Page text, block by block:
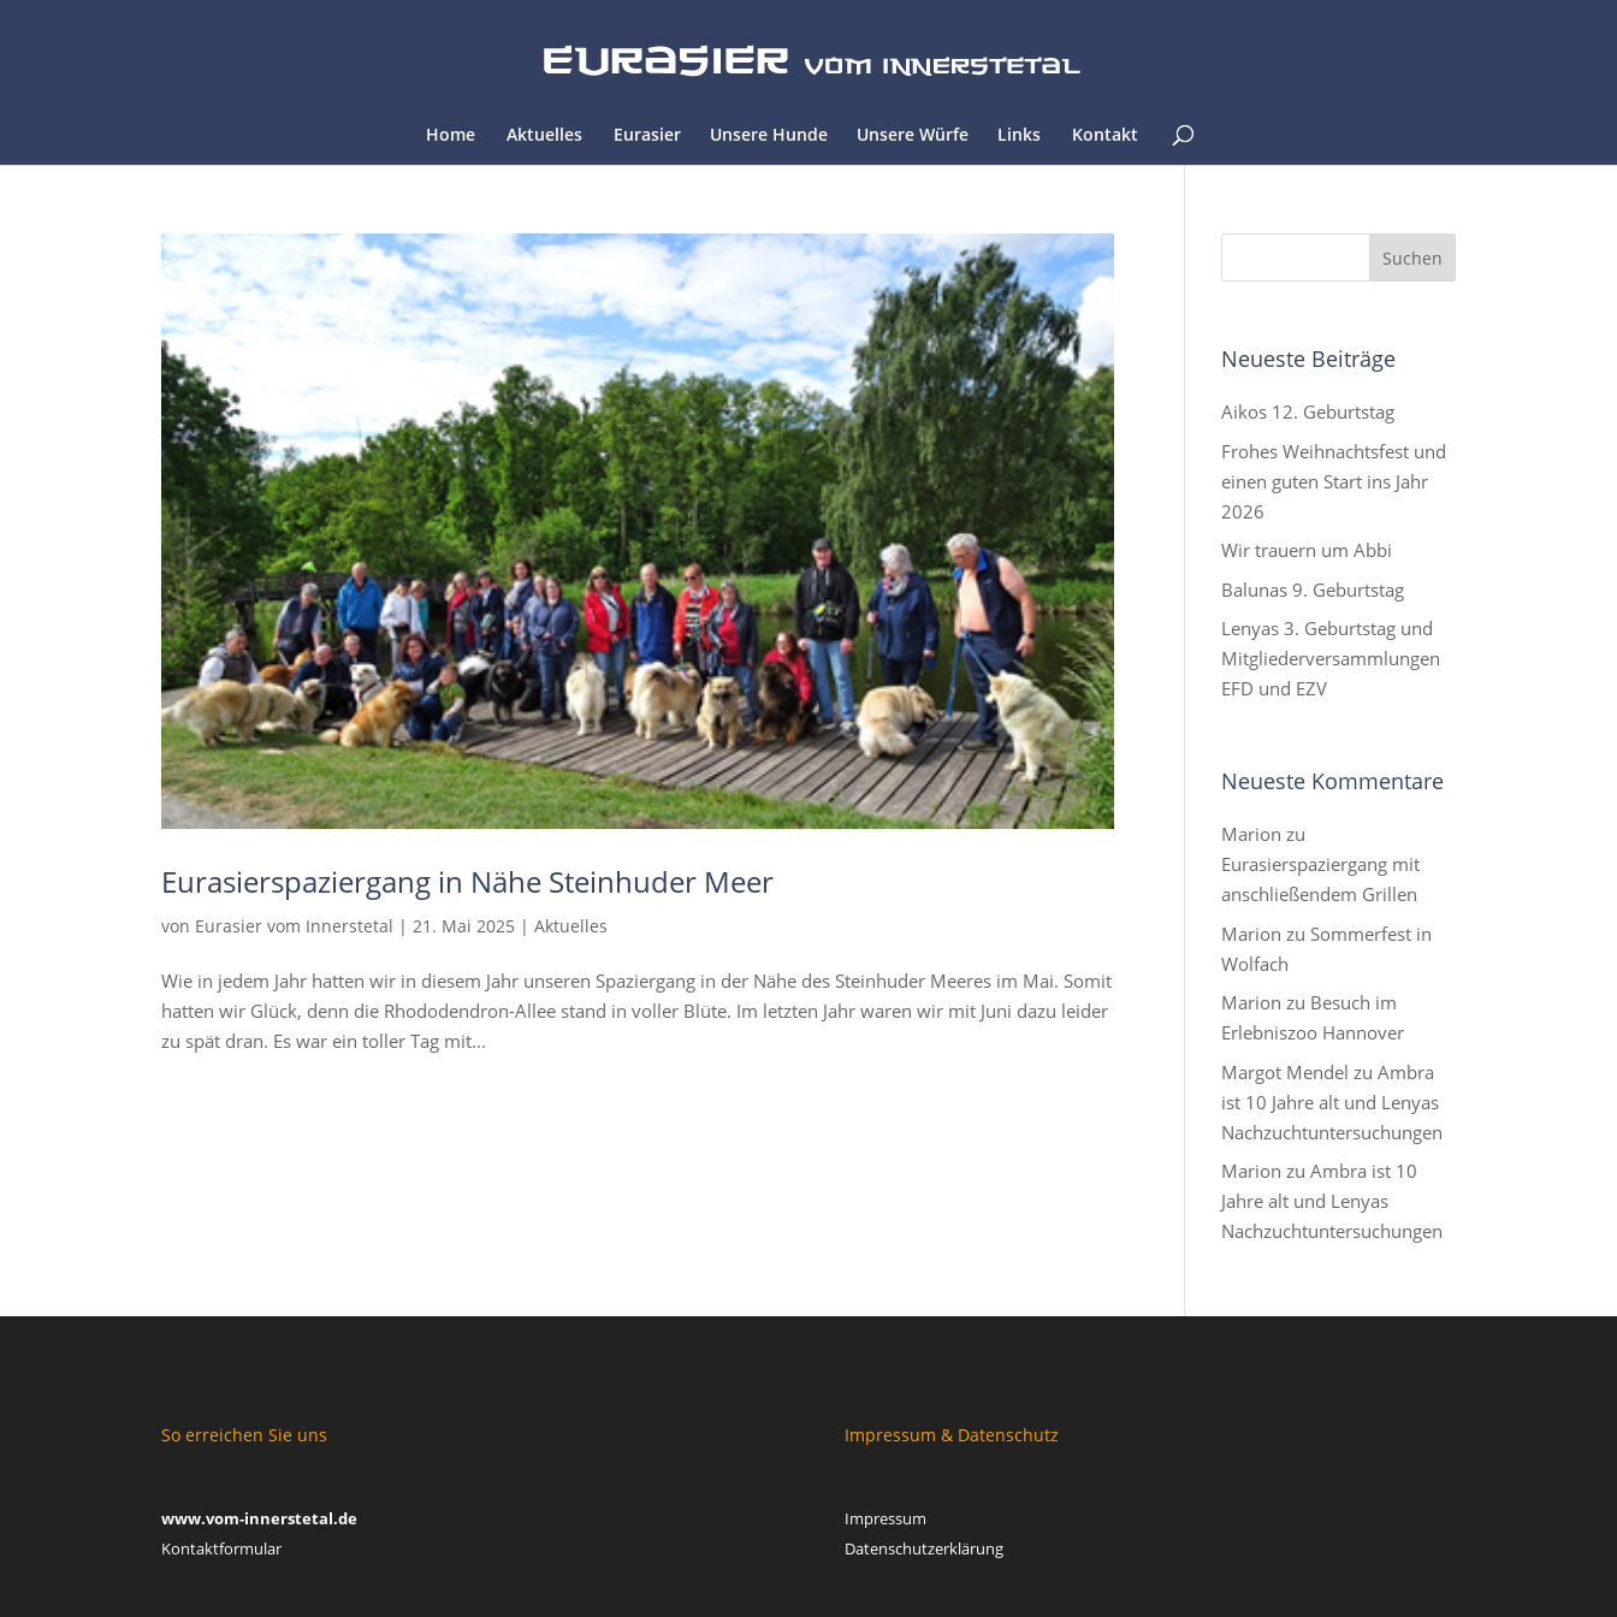
Home Aktuelles Eurasier Unsere Hunde Unsere Würfe Links Kontakt
Eurasierspaziergang in Nähe Steinhuder Meer
von Eurasier vom Innerstetal | 21. Mai 2025 |Aktuelles
Wie in jedem Jahr hatten wir in diesem Jahr unseren Spaziergang in der Nähe des Steinhuder Meeres im Mai. Somit
hatten wir Glück, denn die Rhododendron-Allee stand in voller Blüte. Im letzten Jahr waren wir mit Juni dazu leider
zu spät dran. Es war ein toller Tag mit...
Neueste Beiträge
Aikos 12. Geburtstag
Frohes Weihnachtsfest und
einen guten Start ins Jahr
2026
Wir trauern um Abbi
Balunas 9. Geburtstag
Lenyas 3. Geburtstag und
Mitgliederversammlungen
EFD und EZV
Neueste Kommentare
Marion zu
Eurasierspaziergang mit
anschließendem Grillen
Marion zu Sommerfest in
Wolfach
Marion zu Besuch im
Erlebniszoo Hannover
Margot Mendel zuAmbra
ist 10 Jahre alt und Lenyas
Nachzuchtuntersuchungen
Marion zuAmbra ist 10
Jahre alt und Lenyas
Nachzuchtuntersuchungen
So erreichen Sie uns
www.vom-innerstetal.de
Kontaktformular
Impressum & Datenschutz
Impressum
Datenschutzerklärung